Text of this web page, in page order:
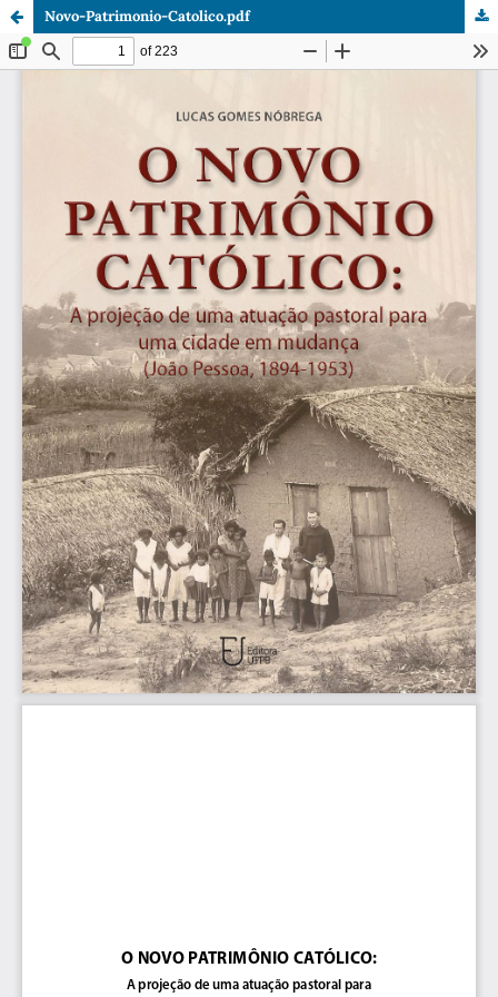
Novo-Patrimonio-Catolico.pdf